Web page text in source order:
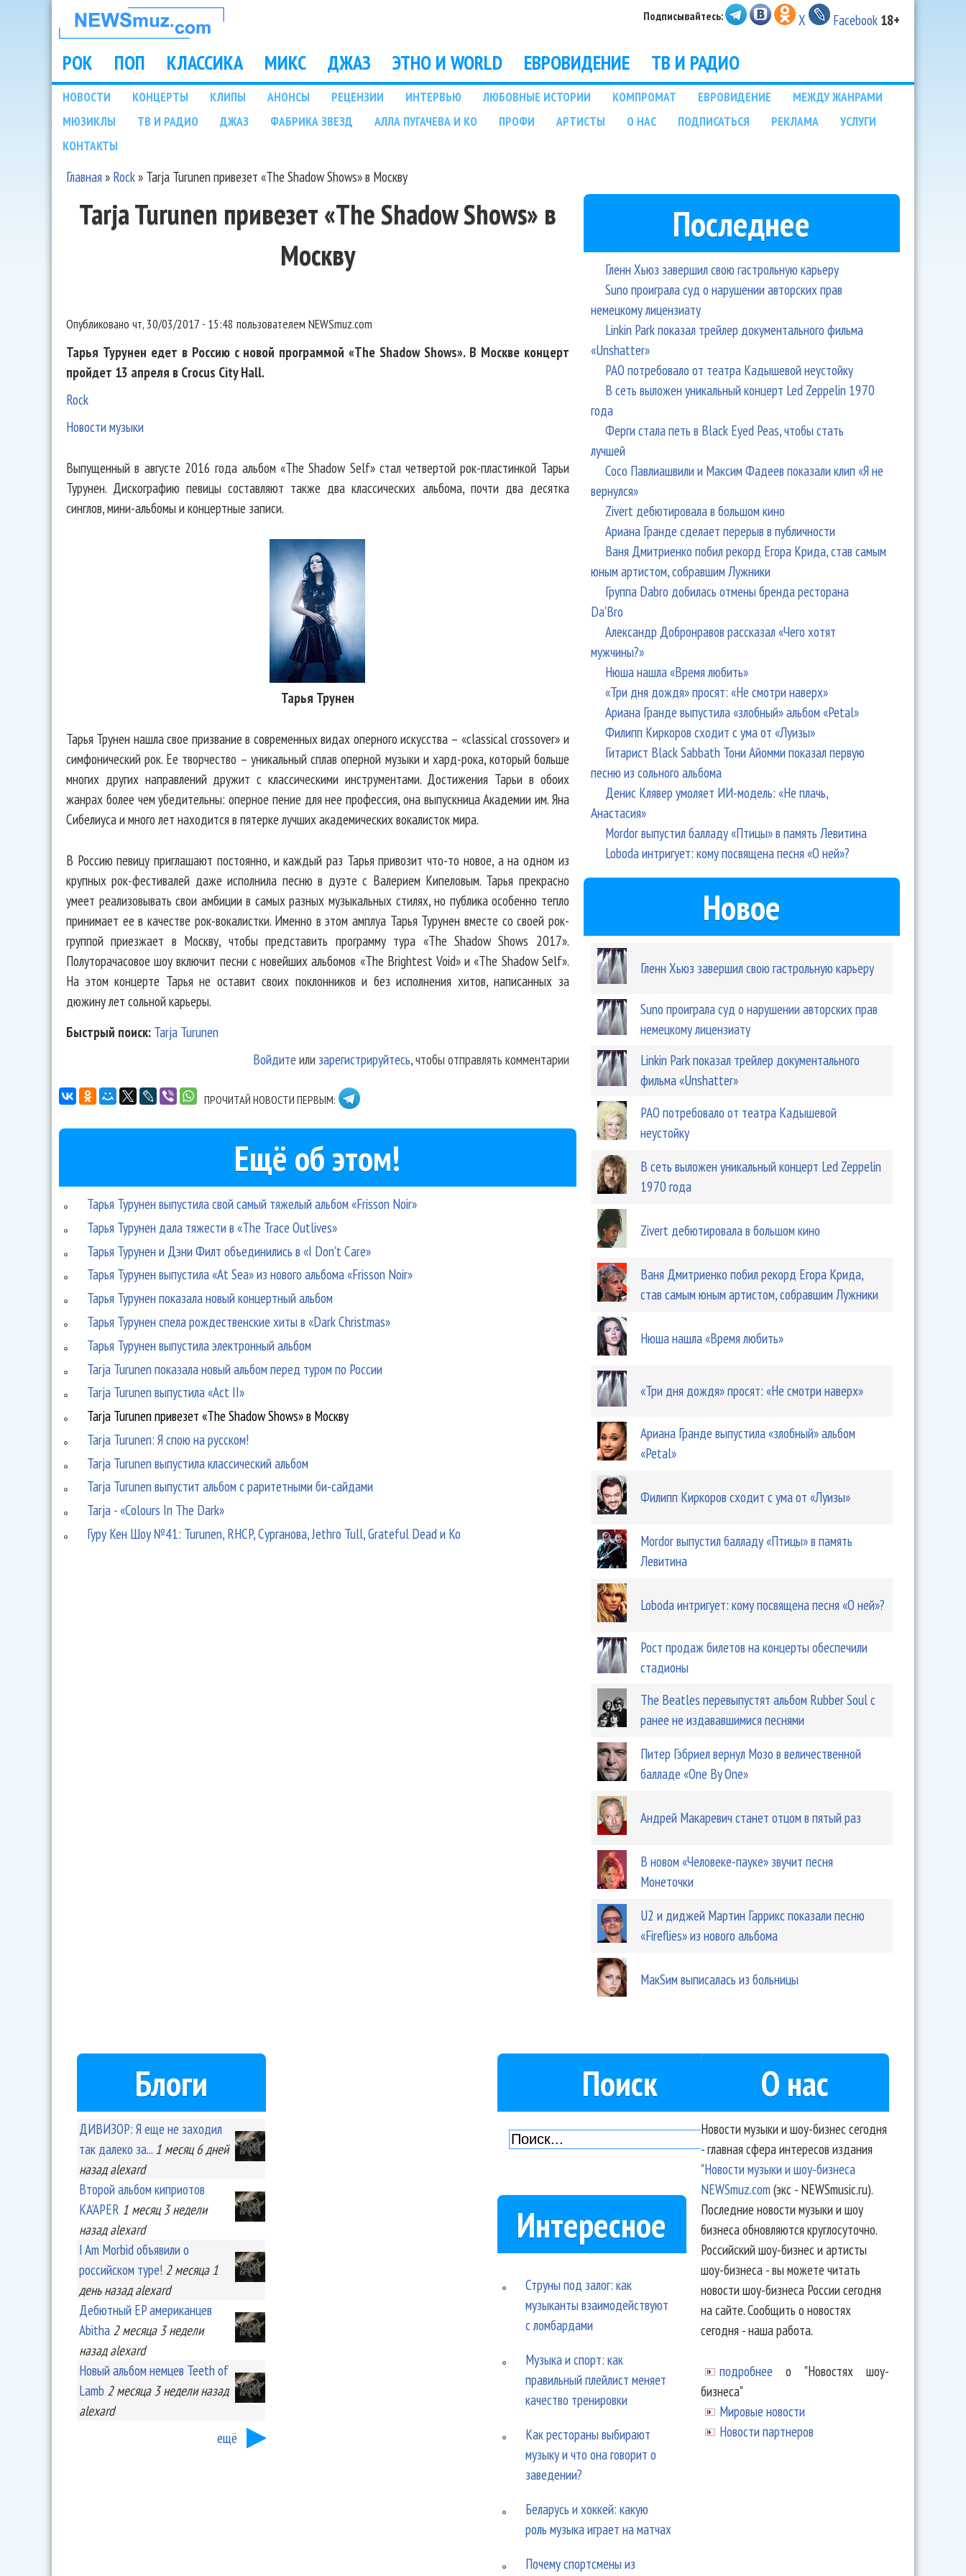
НОВОСТИ
МУЗЫКИ И
ШОУ БИЗНЕСА
NEWSMUZ.COM
Подписывайтесь: X Facebook 18+
Main menu
РОК ПОП КЛАССИКА МИКС ДЖАЗ ЭТНО И WORLD ЕВРОВИДЕНИЕ ТВ И РАДИО
Подразделы
НОВОСТИ КОНЦЕРТЫ КЛИПЫ АНОНСЫ РЕЦЕНЗИИ ИНТЕРВЬЮ ЛЮБОВНЫЕ ИСТОРИИ КОМПРОМАТ ЕВРОВИДЕНИЕ
МЕЖДУ ЖАНРАМИ
МЮЗИКЛЫ
ТВ И РАДИО ДЖАЗ ФАБРИКА ЗВЕЗД АЛЛА ПУГАЧЕВА И КО ПРОФИ АРТИСТЫ О НАС ПОДПИСАТЬСЯ РЕКЛАМА
УСЛУГИ
КОНТАКТЫ
Главная» Rock» Tarja Turunen привезет «The Shadow Shows» в Москву
Tarja Turunen привезет «The Shadow Shows» в
Москву
Опубликовано чт, 30/03/2017 - 15:48 пользователем NEWSmuz.com
Тарья Турунен едет в Россию с новой программой «The Shadow Shows». В Москве концерт
пройдет 13 апреля в Crocus City Hall.
Rock
Новости музыки
Выпущенный в августе 2016 года альбом «The Shadow Self» стал четвертой рок-пластинкой Тарьи
Турунен. Дискографию певицы составляют также два классических альбома, почти два десятка
синглов, мини-альбомы и концертные записи.
Тарья Трунен
Тарья Трунен нашла свое призвание в современных видах оперного искусства – «classical crossover» и
симфонический рок. Ее творчество – уникальный сплав оперной музыки и хард-рока, который больше
многих других направлений дружит с классическими инструментами. Достижения Тарьи в обоих
жанрах более чем убедительны: оперное пение для нее профессия, она выпускница Академии им. Яна
Сибелиуса и много лет находится в пятерке лучших академических вокалисток мира.
В Россию певицу приглашают постоянно, и каждый раз Тарья привозит что-то новое, а на одном из
крупных рок-фестивалей даже исполнила песню в дуэте с Валерием Кипеловым. Тарья прекрасно
умеет реализовывать свои амбиции в самых разных музыкальных стилях, но публика особенно тепло
принимает ее в качестве рок-вокалистки. Именно в этом амплуа Тарья Турунен вместе со своей рок-
группой приезжает в Москву, чтобы представить программу тура «The Shadow Shows 2017».
Полуторачасовое шоу включит песни c новейших альбомов «The Brightest Void» и «The Shadow Self».
На этом концерте Тарья не оставит своих поклонников и без исполнения хитов, написанных за
дюжину лет сольной карьеры.
Быстрый поиск: Tarja Turunen
Войдите или зарегистрируйтесь, чтобы отправлять комментарии
ПРОЧИТАЙ НОВОСТИ ПЕРВЫМ:
Ещё об этом!
Тарья Турунен выпустила свой самый тяжелый альбом «Frisson Noir»
Тарья Турунен дала тяжести в «The Trace Outlives»
Тарья Турунен и Дэни Филт объединились в «I Don't Care»
Тарья Турунен выпустила «At Sea» из нового альбома «Frisson Noir»
Тарья Турунен показала новый концертный альбом
Тарья Турунен спела рождественские хиты в «Dark Christmas»
Тарья Турунен выпустила электронный альбом
Tarja Turunen показала новый альбом перед туром по России
Tarja Turunen выпустила «Act II»
Tarja Turunen привезет «The Shadow Shows» в Москву
Tarja Turunen: Я спою на русском!
Tarja Turunen выпустила классический альбом
Tarja Turunen выпустит альбом с раритетными би-сайдами
Tarja - «Colours In The Dark»
Гуру Кен Шоу №41: Turunen, RHCP, Сурганова, Jethro Tull, Grateful Dead и Ко
Последнее
Гленн Хьюз завершил свою гастрольную карьеру
Suno проиграла суд о нарушении авторских прав
немецкому лицензиату
Linkin Park показал трейлер документального фильма
«Unshatter»
РАО потребовало от театра Кадышевой неустойку
В сеть выложен уникальный концерт Led Zeppelin 1970
года
Ферги стала петь в Black Eyed Peas, чтобы стать
лучшей
Сосо Павлиашвили и Максим Фадеев показали клип «Я не
вернулся»
Zivert дебютировала в большом кино
Ариана Гранде сделает перерыв в публичности
Ваня Дмитриенко побил рекорд Егора Крида, став самым
юным артистом, собравшим Лужники
Группа Dabro добилась отмены бренда ресторана
Da'Bro
Александр Добронравов рассказал «Чего хотят
мужчины?»
Нюша нашла «Время любить»
«Три дня дождя» просят: «Не смотри наверх»
Ариана Гранде выпустила «злобный» альбом «Petal»
Филипп Киркоров сходит с ума от «Луизы»
Гитарист Black Sabbath Тони Айомми показал первую
песню из сольного альбома
Денис Клявер умоляет ИИ-модель: «Не плачь,
Анастасия»
Mordor выпустил балладу «Птицы» в память Левитина
Loboda интригует: кому посвящена песня «О ней»?
Новое
Гленн Хьюз завершил свою гастрольную карьеру
Suno проиграла суд о нарушении авторских прав
немецкому лицензиату
Linkin Park показал трейлер документального
фильма «Unshatter»
РАО потребовало от театра Кадышевой
неустойку
В сеть выложен уникальный концерт Led Zeppelin
1970 года
Zivert дебютировала в большом кино
Ваня Дмитриенко побил рекорд Егора Крида,
став самым юным артистом, собравшим Лужники
Нюша нашла «Время любить»
«Три дня дождя» просят: «Не смотри наверх»
Ариана Гранде выпустила «злобный» альбом
«Petal»
Филипп Киркоров сходит с ума от «Луизы»
Mordor выпустил балладу «Птицы» в память
Левитина
Loboda интригует: кому посвящена песня «О ней»?
Рост продаж билетов на концерты обеспечили
стадионы
The Beatles перевыпустят альбом Rubber Soul с
ранее не издававшимися песнями
Питер Гэбриел вернул Мозо в величественной
балладе «One By One»
Андрей Макаревич станет отцом в пятый раз
В новом «Человеке-пауке» звучит песня
Монеточки
U2 и диджей Мартин Гаррикс показали песню
«Fireflies» из нового альбома
МакSим выписалась из больницы
Блоги
ДИВИЗОР: Я еще не заходил
так далеко за... 1 месяц 6 дней
назад alexard
Второй альбом киприотов
KA'APER 1 месяц 3 недели
назад alexard
I Am Morbid объявили о
российском туре! 2 месяца 1
деньназад alexard
Дебютный EP американцев
Abitha 2 месяца 3 недели
назад alexard
Новый альбом немцев Teeth of
Lamb 2 месяца 3 неделиназад
alexard
ещё
Поиск
Интересное
Струны под залог: как
музыканты взаимодействуют
с ломбардами
Музыка и спорт: как
правильный плейлист меняет
качество тренировки
Как рестораны выбирают
музыку и что она говорит о
заведении?
Беларусь и хоккей: какую
роль музыка играет на матчах
Почему спортсмены из
О нас
Новости музыки и шоу-бизнес сегодня
- главная сфера интересов издания
"Новости музыки и шоу-бизнеса
NEWSmuz.com(экс - NEWSmusic.ru).
Последние новости музыки и шоу
бизнеса обновляются круглосуточно.
Российский шоу-бизнес и артисты
шоу-бизнеса - вы можете читать
новости шоу-бизнеса России сегодня
на сайте. Сообщить о новостях
сегодня - наша работа.
подробнее о "Новостях шоу-
бизнеса"
Мировые новости
Новости партнеров